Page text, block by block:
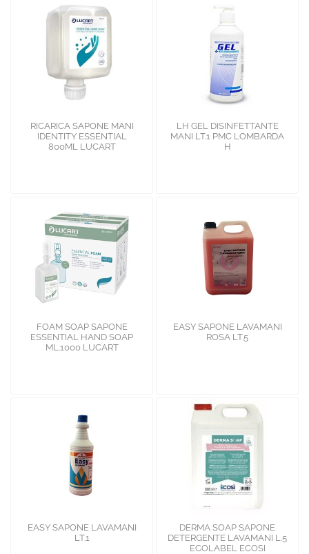
RICARICA SAPONE MANI
IDENTITY ESSENTIAL
800ML LUCART
LH GEL DISINFETTANTE
MANI LT.1 PMC LOMBARDA
H
FOAM SOAP SAPONE
ESSENTIAL HAND SOAP
ML.1000 LUCART
EASY SAPONE LAVAMANI
ROSA LT.5
EASY SAPONE LAVAMANI
LT.1
DERMA SOAP SAPONE
DETERGENTE LAVAMANI L.5
ECOLABEL ECOSI